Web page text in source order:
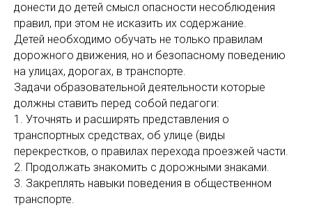
донести до детей смысл опасности несоблюдения
правил, при этом не исказить их содержание.
Детей необходимо обучать не только правилам
дорожного движения, но и безопасному поведению
на улицах, дорогах, в транспорте.
Задачи образовательной деятельности которые
должны ставить перед собой педагоги:
1. Уточнять и расширять представления о
транспортных средствах, об улице (виды
перекрестков, о правилах перехода проезжей части.
2. Продолжать знакомить с дорожными знаками.
3. Закреплять навыки поведения в общественном
транспорте.